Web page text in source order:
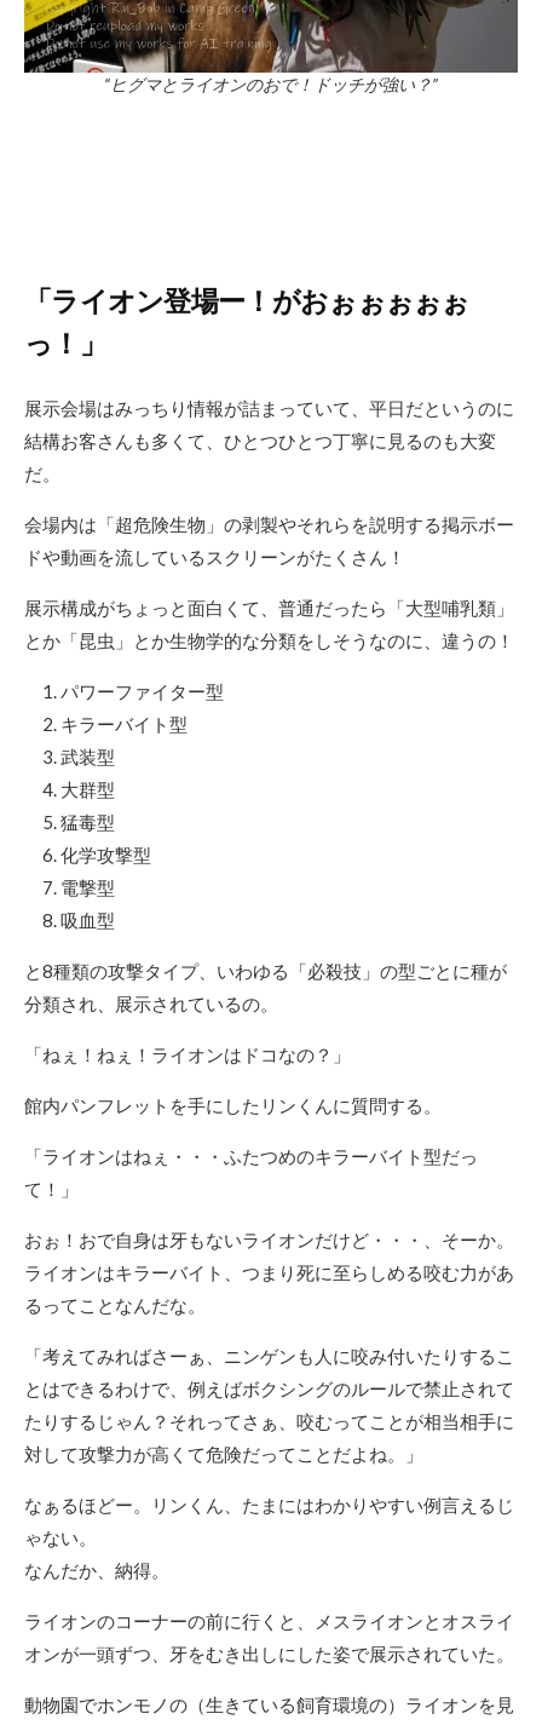
“ヒグマとライオンのおで！ドッチが強い？”
「ライオン登場ー！がおぉぉぉぉぉ
っ！」
展示会場はみっちり情報が詰まっていて、平日だというのに
結構お客さんも多くて、ひとつひとつ丁寧に見るのも大変
だ。
会場内は「超危険生物」の剥製やそれらを説明する掲示ボー
ドや動画を流しているスクリーンがたくさん！
展示構成がちょっと面白くて、普通だったら「大型哺乳類」
とか「昆虫」とか生物学的な分類をしそうなのに、違うの！
パワーファイター型
キラーバイト型
武装型
大群型
猛毒型
化学攻撃型
電撃型
吸血型
と8種類の攻撃タイプ、いわゆる「必殺技」の型ごとに種が
分類され、展示されているの。
「ねぇ！ねぇ！ライオンはドコなの？」
館内パンフレットを手にしたリンくんに質問する。
「ライオンはねぇ・・・ふたつめのキラーバイト型だっ
て！」
おぉ！おで自身は牙もないライオンだけど・・・、そーか。
ライオンはキラーバイト、つまり死に至らしめる咬む力があ
るってことなんだな。
「考えてみればさーぁ、ニンゲンも人に咬み付いたりするこ
とはできるわけで、例えばボクシングのルールで禁止されて
たりするじゃん？それってさぁ、咬むってことが相当相手に
対して攻撃力が高くて危険だってことだよね。」
なぁるほどー。リンくん、たまにはわかりやすい例言えるじ
ゃない。
なんだか、納得。
ライオンのコーナーの前に行くと、メスライオンとオスライ
オンが一頭ずつ、牙をむき出しにした姿で展示されていた。
動物園でホンモノの（生きている飼育環境の）ライオンを見